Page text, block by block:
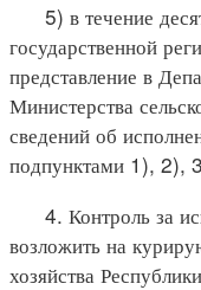
5) в течение
государственной
представление в
Министерства
сведений об
подпунктами 1), 2),
4. Контроль за
возложить на
хозяйства